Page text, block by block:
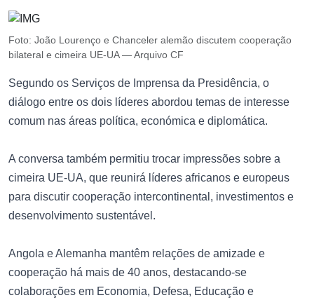
Foto: João Lourenço e Chanceler alemão discutem cooperação
bilateral e cimeira UE-UA — Arquivo CF
Segundo os Serviços de Imprensa da Presidência, o
diálogo entre os dois líderes abordou temas de interesse
comum nas áreas política, económica e diplomática.
A conversa também permitiu trocar impressões sobre a
cimeira UE-UA, que reunirá líderes africanos e europeus
para discutir cooperação intercontinental, investimentos e
desenvolvimento sustentável.
Angola e Alemanha mantêm relações de amizade e
cooperação há mais de 40 anos, destacando-se
colaborações em Economia, Defesa, Educação e